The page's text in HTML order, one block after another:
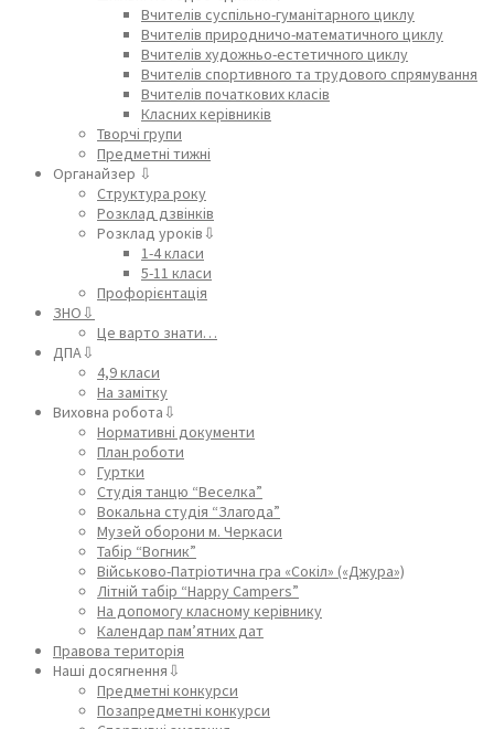
Вчителів суспільно-гуманітарного циклу
Вчителів природничо-математичного циклу
Вчителів художньо-естетичного циклу
Вчителів спортивного та трудового спрямування
Вчителів початкових класів
Класних керівників
Творчі групи
Предметні тижні
Органайзер ⇩
Структура року
Розклад дзвінків
Розклад уроків⇩
1-4 класи
5-11 класи
Профорієнтація
ЗНО⇩
Це варто знати…
ДПА⇩
4,9 класи
На замітку
Виховна робота⇩
Нормативні документи
План роботи
Гуртки
Студія танцю “Веселка”
Вокальна студія “Злагода”
Музей оборони м. Черкаси
Табір “Вогник”
Військово-Патріотична гра «Сокіл» («Джура»)
Літній табір “Happy Campers”
На допомогу класному керівнику
Календар пам’ятних дат
Правова територія
Наші досягнення⇩
Предметні конкурси
Позапредметні конкурси